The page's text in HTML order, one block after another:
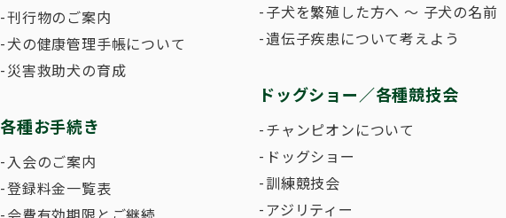
刊行物のご案内
犬の健康管理手帳について
災害救助犬の育成
各種お手続き
入会のご案内
登録料金一覧表
子犬を繁殖した方へ 〜 子犬の名前
遺伝子疾患について考えよう
ドッグショー／各種競技会
チャンピオンについて
ドッグショー
訓練競技会
アジリティー